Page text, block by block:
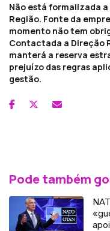
Não está formalizada
Região. Fonte da
momento não tem
Contactada a Direção
manterá a reserva
prejuízo das regras
gestão.
Pode também